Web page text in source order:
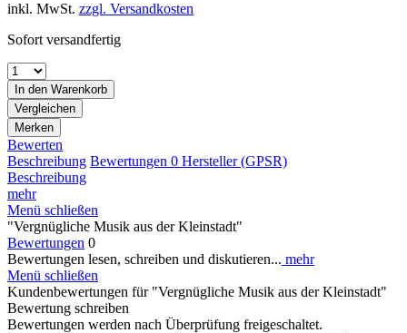
inkl. MwSt. zzgl. Versandkosten
Sofort versandfertig
In den Warenkorb
Vergleichen
Merken
Bewerten
Beschreibung Bewertungen 0 Hersteller (GPSR)
Beschreibung
mehr
Menü schließen
"Vergnügliche Musik aus der Kleinstadt"
Bewertungen 0
Bewertungen lesen, schreiben und diskutieren... mehr
Menü schließen
Kundenbewertungen für "Vergnügliche Musik aus der Kleinstadt"
Bewertung schreiben
Bewertungen werden nach Überprüfung freigeschaltet.